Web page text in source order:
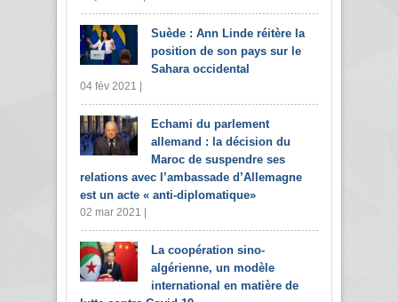
Suède : Ann Linde réitère la
position de son pays sur le
Sahara occidental
04 fév 2021 |
Echami du parlement
allemand : la décision du
Maroc de suspendre ses
relations avec l’ambassade d’Allemagne
est un acte « anti-diplomatique»
02 mar 2021 |
La coopération sino-
algérienne, un modèle
international en matière de